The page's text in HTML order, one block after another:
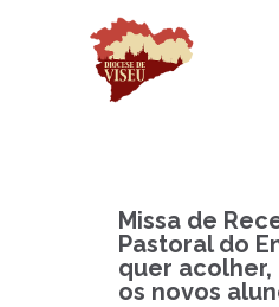
Missa de
Pastoral do
quer
os novos